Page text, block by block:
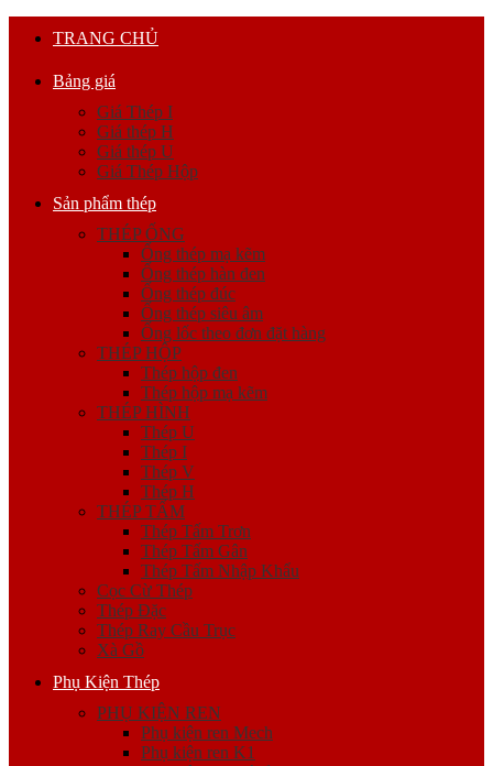
TRANG CHỦ
Bảng giá
Giá Thép I
Giá thép H
Giá thép U
Giá Thép Hộp
Sản phẩm thép
THÉP ỐNG
Ống thép mạ kẽm
Ống thép hàn đen
Ống thép đúc
Ống thép siêu âm
Ống lốc theo đơn đặt hàng
THÉP HỘP
Thép hộp đen
Thép hộp mạ kẽm
THÉP HÌNH
Thép U
Thép I
Thép V
Thép H
THÉP TẤM
Thép Tấm Trơn
Thép Tấm Gân
Thép Tấm Nhập Khẩu
Cọc Cừ Thép
Thép Đặc
Thép Ray Cầu Trục
Xà Gồ
Phụ Kiện Thép
PHỤ KIỆN REN
Phụ kiện ren Mech
Phụ kiện ren K1